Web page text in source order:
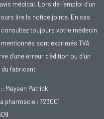
médical. Lors de l’emploi d’un
lire la notice jointe. En cas
toujours votre médecin
sont exprimés TVA
d’une erreur d’édition ou d’un
fabricant.
:: Meysen Patrick
la pharmacie : 723001